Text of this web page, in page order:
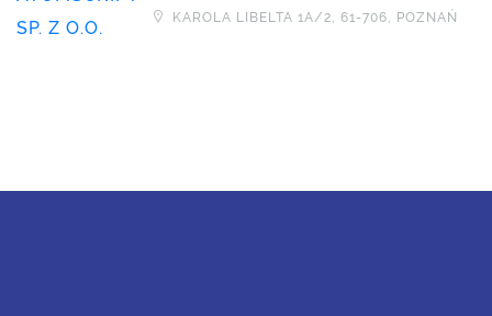
KAROLA LIBELTA 1A/2, 61-706, POZNAŃ